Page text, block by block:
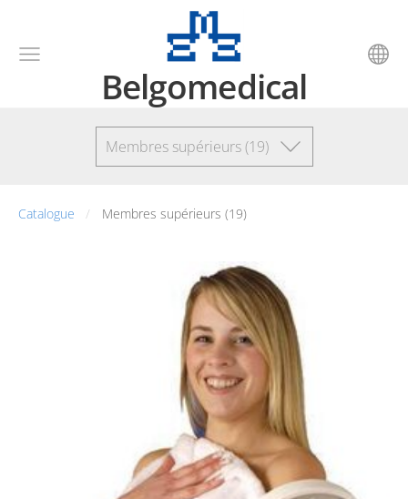
Belgomedical
Membres supérieurs (19)
Catalogue Membres supérieurs (19)